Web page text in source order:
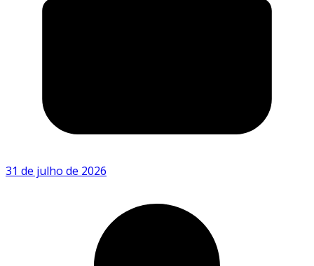
31 de julho de 2026